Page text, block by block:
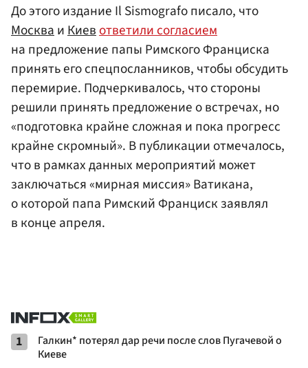
До этого издание Il Sismografo писало, что
МоскваиКиевответили согласием
на предложение папы Римского Франциска
принять его спецпосланников, чтобы обсудить
перемирие. Подчеркивалось, что стороны
решили принять предложение о встречах, но
«подготовка крайне сложная и пока прогресс
крайне скромный». В публикации отмечалось,
что в рамках данных мероприятий может
заключаться «мирная миссия» Ватикана,
о которой папа Римский Франциск заявлял
в конце апреля.
1
Галкин* потерял дар речи после слов Пугачевой о
Киеве